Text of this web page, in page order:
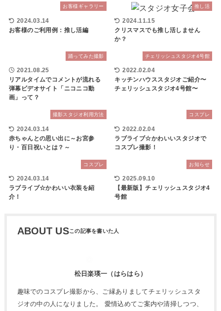
お客様ギャラリー
2024.03.14
お客様のご利用例：推し活編
推し活
2024.11.15
クリスマスでも推し活しません
か？
踊ってみた撮影
2021.08.25
リアルタイムでコメントが流れる
弾幕ビデオサイト「ニコニコ動
画」って？
チェリッシュスタジオ4号館
2022.02.04
キッチンハウススタジオご紹介〜
チェリッシュスタジオ4号館〜
撮影スタジオ利用方法
2024.03.14
赤ちゃんとの思い出に～お宮参
り・百日祝いとは？～
コスプレ
2022.02.04
ラブライブ☆かわいいスタジオで
コスプレ撮影！
コスプレ
2024.03.14
ラブライブ☆かわいい衣装を紹
介！
お知らせ
2025.09.10
【最新版】チェリッシュスタジオ4
号館
ABOUT US
松日楽瑛一（はらはら）
趣味でのコスプレ撮影から、ご縁ありましてチェリッシュスタ
ジオの中の人になりました。 愛情込めてご案内や清掃しつつ、